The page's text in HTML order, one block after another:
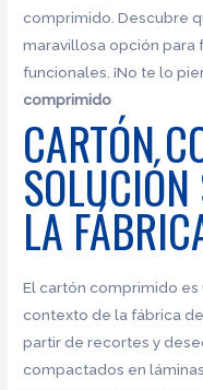
comprimido. Descubre
maravillosa opción para
funcionales. ¡No te lo
comprimido
CARTÓN
LA
El cartón comprimido
contexto de la fábrica
partir de recortes y
compactados en